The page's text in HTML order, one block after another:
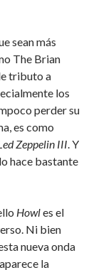
sean más
The Brian
tributo a
los
perder su
es como
Zeppelin III. Y
hace bastante
Howles el
Ni bien
nueva onda
la